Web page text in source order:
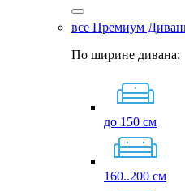
все Премиум
По ширине дивана:
до 150 см
160..200 см